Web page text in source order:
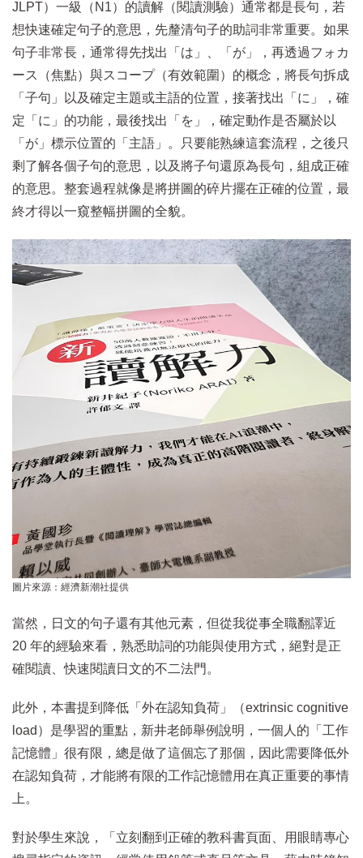
JLPT）一級（N1）的讀解（閱讀測驗）通常都是長句，若
想快速確定句子的意思，先釐清句子的助詞非常重要。如果
句子非常長，通常得先找出「は」、「が」，再透過フォカ
ース（焦點）與スコープ（有效範圍）的概念，將長句拆成
「子句」以及確定主題或主語的位置，接著找出「に」，確
定「に」的功能，最後找出「を」，確定動作是否屬於以
「が」標示位置的「主語」。只要能熟練這套流程，之後只
剩了解各個子句的意思，以及將子句還原為長句，組成正確
的意思。整套過程就像是將拼圖的碎片擺在正確的位置，最
終才得以一窺整幅拼圖的全貌。
圖片來源：經濟新潮社提供
當然，日文的句子還有其他元素，但從我從事全職翻譯近
20 年的經驗來看，熟悉助詞的功能與使用方式，絕對是正
確閱讀、快速閱讀日文的不二法門。
此外，本書提到降低「外在認知負荷」（extrinsic cognitive
load）是學習的重點，新井老師舉例說明，一個人的「工作
記憶體」很有限，總是做了這個忘了那個，因此需要降低外
在認知負荷，才能將有限的工作記憶體用在真正重要的事情
上。
對於學生來說，「立刻翻到正確的教科書頁面、用眼睛專心